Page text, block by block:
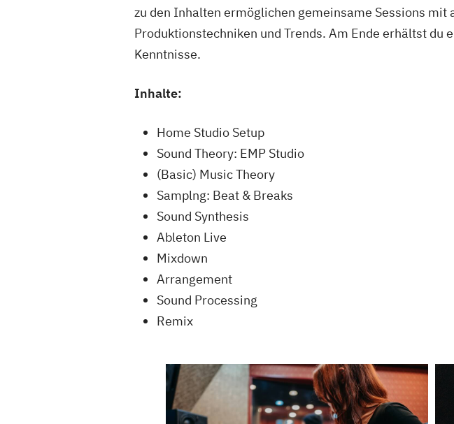
zu den Inhalten ermöglichen gemeinsame Sessions
Produktionstechniken und Trends. Am Ende erhältst
Kenntnisse.
Inhalte:
Home Studio Setup
Sound Theory: EMP Studio
(Basic) Music Theory
Samplng: Beat & Breaks
Sound Synthesis
Ableton Live
Mixdown
Arrangement
Sound Processing
Remix